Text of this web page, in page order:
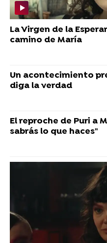
La Virgen de la
camino de María
Un acontecimiento
diga la verdad
El reproche de Puri a
sabrás lo que haces"